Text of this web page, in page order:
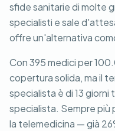
sfide sanitarie di molte
specialisti e sale
offre un'alternativa
Con 395 medici per
copertura solida, ma il
specialista è di 13
specialista. Sempre più
la telemedicina — già